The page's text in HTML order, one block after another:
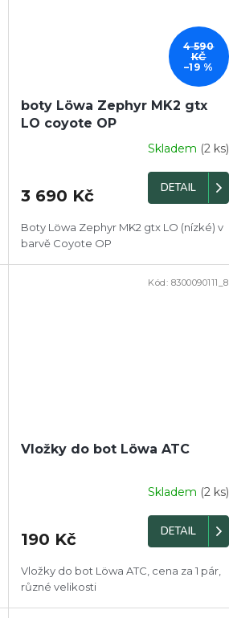
4 590
KČ
–19 %
boty Löwa Zephyr MK2 gtx
LO coyote OP
Skladem (2 ks)
3 690 Kč DETAIL
Boty Löwa Zephyr MK2 gtx LO (nízké) v
barvě Coyote OP
Vložky do bot Löwa ATC
Skladem (2 ks)
190 Kč DETAIL
Vložky do bot Löwa ATC, cena za 1 pár,
různé velikosti
Kód: 8300090111_8